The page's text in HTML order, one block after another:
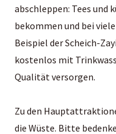
abschleppen: Tees und
bekommen und bei
Beispiel der Scheich-
kostenlos mit
Qualität versorgen.
Zu den
die Wüste. Bitte